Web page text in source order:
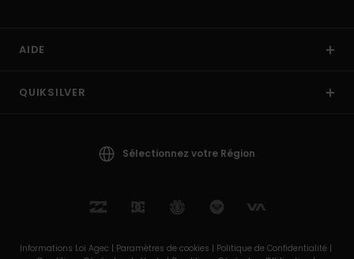
AIDE
QUIKSILVER
Sélectionnez votre Région
Informations Loi Agec | Paramètres de cookies | Politique de Confidentialité |